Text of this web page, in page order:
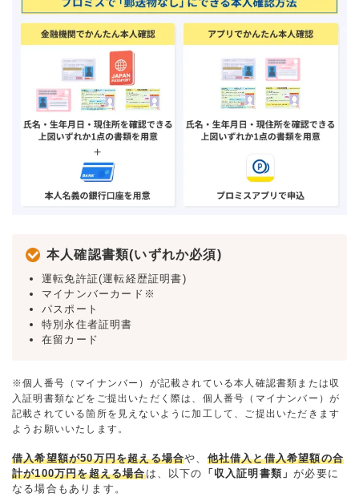
本人確認書類(いずれか必須)
運転免許証(運転経歴証明書)
マイナンバーカード※
パスポート
特別永住者証明書
在留カード
※個人番号（マイナンバー）が記載されている本人確認書類または収
入証明書類などをご提出いただく際は、個人番号（マイナンバー）が
記載されている箇所を見えないように加工して、ご提出いただきます
ようお願いいたします。
借入希望額が50万円を超える場合や、 他社借入と借入希望額の合
計が100万円を超える場合は、以下の 「収入証明書類」が必要に
なる場合もあります。